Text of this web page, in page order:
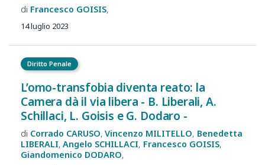
Francesco GOISIS
14 luglio 2023
Diritto Penale
L’omo-transfobia diventa reato: la
Camera dà il via libera - B. Liberali, A.
Schillaci, L. Goisis e G. Dodaro -
Corrado CARUSO Vincenzo MILITELLO Benedetta
LIBERALI Angelo SCHILLACI Francesco GOISIS
Giandomenico DODARO